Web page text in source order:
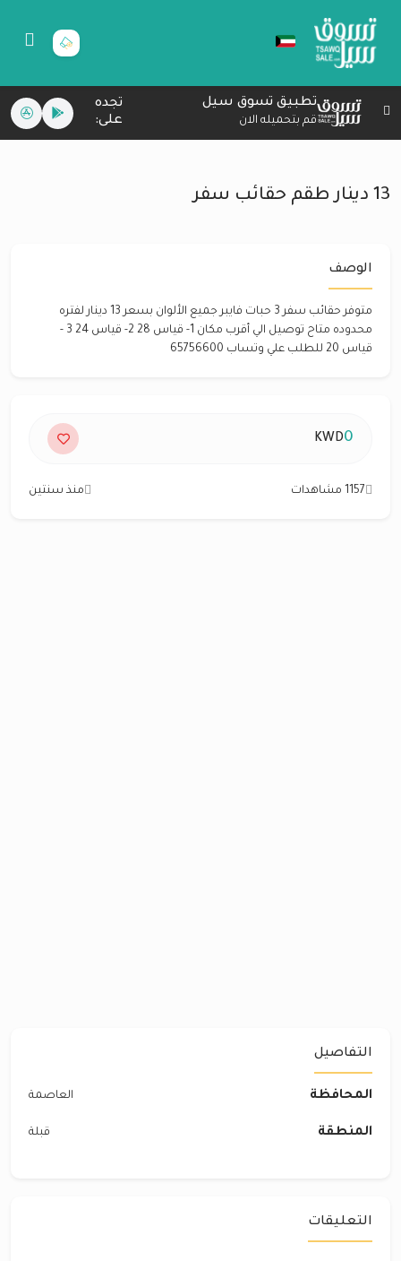
تطبيق تسوق سيل
قم بتحميله الان
تجده
على:
13 دينار طقم حقائب سفر
الوصف
متوفر حقائب سفر 3 حبات فايبر جميع الألوان بسعر 13 دينار لفتره
محدوده متاح توصيل الي أقرب مكان 1- قياس 28 2- قياس 24 3 -
قياس 20 للطلب علي وتساب 65756600
0
KWD
1157 مشاهدات منذ سنتين
التفاصيل
المحافظة العاصمة
المنطقة قبلة
التعليقات